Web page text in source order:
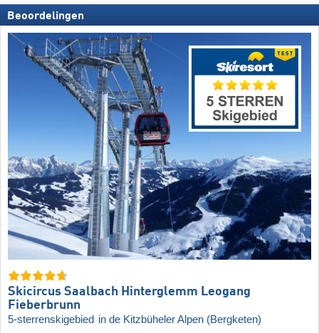
Beoordelingen
Skicircus Saalbach Hinterglemm Leogang
Fieberbrunn
5-sterrenskigebied in de Kitzbüheler Alpen (Bergketen)